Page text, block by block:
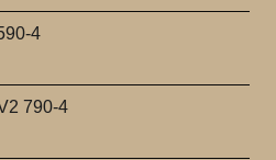
4
790-4